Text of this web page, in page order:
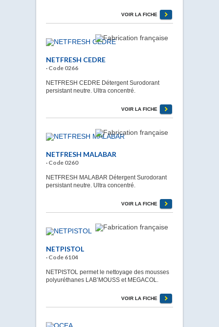
VOIR LA FICHE
NETFRESH CEDRE
· Code 0266
NETFRESH CEDRE Détergent Surodorant
persistant neutre. Ultra concentré.
VOIR LA FICHE
NETFRESH MALABAR
· Code 0260
NETFRESH MALABAR Détergent Surodorant
persistant neutre. Ultra concentré.
VOIR LA FICHE
NETPISTOL
· Code 6104
NETPISTOL permet le nettoyage des mousses
polyuréthanes LAB’MOUSS et MEGACOL.
VOIR LA FICHE